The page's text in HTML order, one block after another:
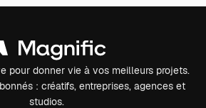
pour donner vie à vos meilleurs projets.
: créatifs, entreprises, agences et
studios.